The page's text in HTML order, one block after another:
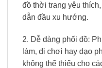
đồ thời trang yêu
dẫn đầu xu hướng.
2. Dễ dàng phối đồ:
làm, đi chơi hay dạo
không thể thiếu cho